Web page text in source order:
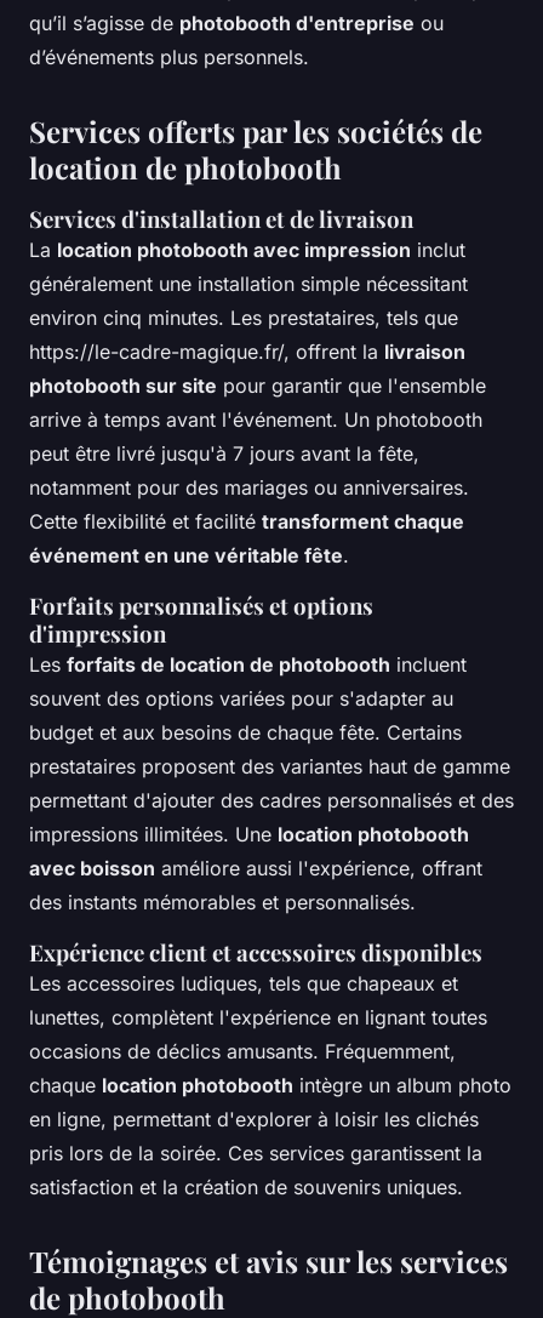
qu’il s’agisse de photobooth d'entreprise ou
d’événements plus personnels.
Services offerts par les sociétés de
location de photobooth
Services d'installation et de livraison
La location photobooth avec impression inclut
généralement une installation simple nécessitant
environ cinq minutes. Les prestataires, tels que
https://le-cadre-magique.fr/, offrent la livraison
photobooth sur site pour garantir que l'ensemble
arrive à temps avant l'événement. Un photobooth
peut être livré jusqu'à 7 jours avant la fête,
notamment pour des mariages ou anniversaires.
Cette flexibilité et facilité transforment chaque
événement en une véritable fête.
Forfaits personnalisés et options
d'impression
Les forfaits de location de photobooth incluent
souvent des options variées pour s'adapter au
budget et aux besoins de chaque fête. Certains
prestataires proposent des variantes haut de gamme
permettant d'ajouter des cadres personnalisés et des
impressions illimitées. Une location photobooth
avec boisson améliore aussi l'expérience, offrant
des instants mémorables et personnalisés.
Expérience client et accessoires disponibles
Les accessoires ludiques, tels que chapeaux et
lunettes, complètent l'expérience en lignant toutes
occasions de déclics amusants. Fréquemment,
chaque location photobooth intègre un album photo
en ligne, permettant d'explorer à loisir les clichés
pris lors de la soirée. Ces services garantissent la
satisfaction et la création de souvenirs uniques.
Témoignages et avis sur les services
de photobooth